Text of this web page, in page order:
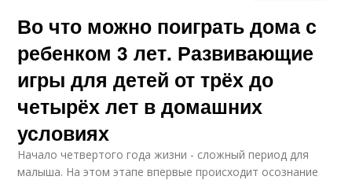
Ролевые игры
Во что можно поиграть дома с
ребенком 3 лет. Развивающие
игры для детей от трёх до
четырёх лет в домашних
условиях
Начало четвертого года жизни - сложный период для
малыша. На этом этапе впервые происходит осознание